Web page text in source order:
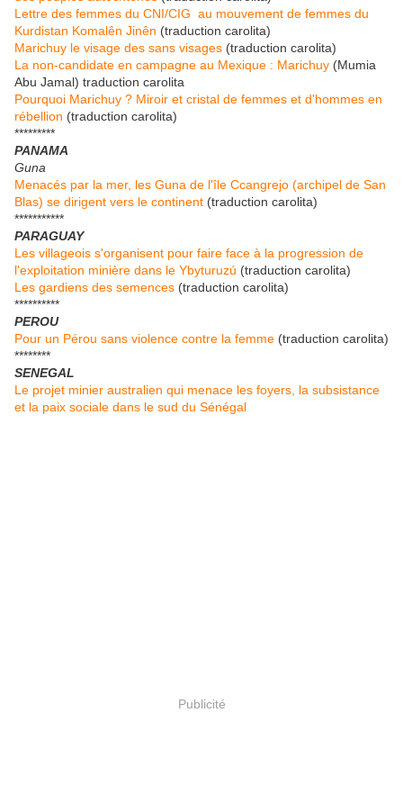
Lettre des femmes du CNI/CIG au mouvement de femmes du
Kurdistan Komalên Jinên (traduction carolita)
Marichuy le visage des sans visages (traduction carolita)
La non-candidate en campagne au Mexique : Marichuy (Mumia
Abu Jamal) traduction carolita
Pourquoi Marichuy ? Miroir et cristal de femmes et d'hommes en
rébellion (traduction carolita)
*********
PANAMA
Guna
Menacés par la mer, les Guna de l'île Ccangrejo (archipel de San
Blas) se dirigent vers le continent (traduction carolita)
***********
PARAGUAY
Les villageois s'organisent pour faire face à la progression de
l'exploitation minière dans le Ybyturuzú (traduction carolita)
Les gardiens des semences (traduction carolita)
**********
PEROU
Pour un Pérou sans violence contre la femme (traduction carolita)
********
SENEGAL
Le projet minier australien qui menace les foyers, la subsistance
et la paix sociale dans le sud du Sénégal
Publicité